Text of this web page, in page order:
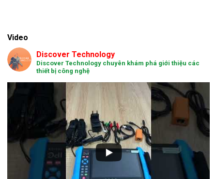
Video
Discover Technology
Discover Technology chuyên khám phá giới thiệu các
thiết bị công nghệ